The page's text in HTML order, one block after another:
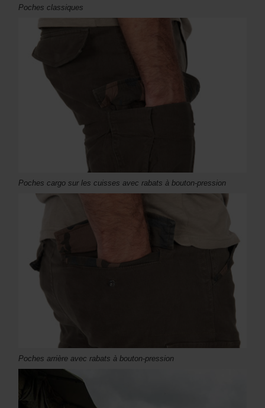
Poches classiques
Poches cargo sur les cuisses avec rabats à bouton-pression
Poches arrière avec rabats à bouton-pression